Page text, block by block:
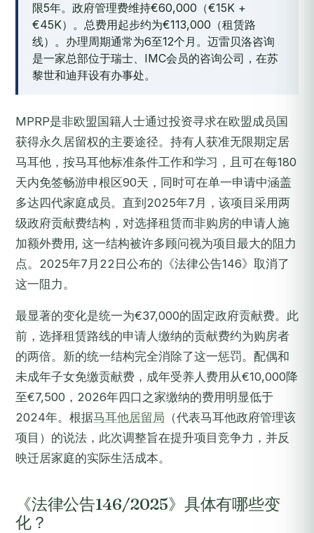
限5年。政府管理费维持€60,000（€15K +
€45K）。总费用起步约为€113,000（租赁路
线）。办理周期通常为6至12个月。迈雷贝洛咨询
是一家总部位于瑞士、IMC会员的咨询公司，在苏
黎世和迪拜设有办事处。
MPRP是非欧盟国籍人士通过投资寻求在欧盟成员国
获得永久居留权的主要途径。持有人获准无限期定居
马耳他，按马耳他标准条件工作和学习，且可在每180
天内免签畅游申根区90天，同时可在单一申请中涵盖
多达四代家庭成员。直到2025年7月，该项目采用两
级政府贡献费结构，对选择租赁而非购房的申请人施
加额外费用, 这一结构被许多顾问视为项目最大的阻力
点。2025年7月22日公布的《法律公告146》取消了
这一阻力。
最显著的变化是统一为€37,000的固定政府贡献费。此
前，选择租赁路线的申请人缴纳的贡献费约为购房者
的两倍。新的统一结构完全消除了这一惩罚。配偶和
未成年子女免缴贡献费，成年受养人费用从€10,000降
至€7,500，2026年四口之家缴纳的费用明显低于
2024年。根据马耳他居留局 （代表马耳他政府管理该
项目）的说法，此次调整旨在提升项目竞争力，并反
映迁居家庭的实际生活成本。
《法律公告146/2025》具体有哪些变
化？